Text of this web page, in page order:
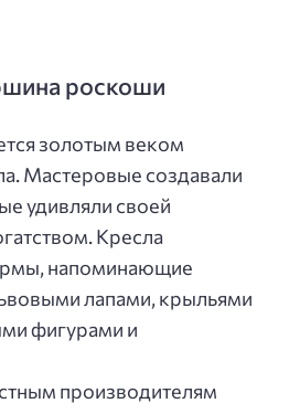
роскоши
золотым веком
Мастеровые создавали
удивляли своей
Кресла
напоминающие
лапами, крыльями
фигурами и
производителям